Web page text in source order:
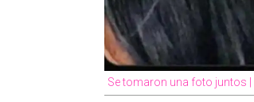
Se tomaron una foto juntos |